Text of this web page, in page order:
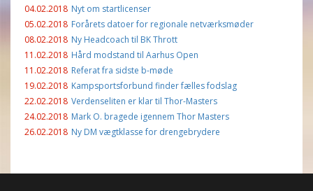
04.02.2018 Nyt om startlicenser
05.02.2018 Forårets datoer for regionale netværksmøder
08.02.2018 Ny Headcoach til BK Thrott
11.02.2018 Hård modstand til Aarhus Open
11.02.2018 Referat fra sidste b-møde
19.02.2018 Kampsportsforbund finder fælles fodslag
22.02.2018 Verdenseliten er klar til Thor-Masters
24.02.2018 Mark O. bragede igennem Thor Masters
26.02.2018 Ny DM vægtklasse for drengebrydere